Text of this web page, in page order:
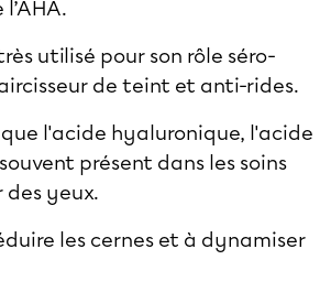
utilisé pour son rôle séro-
de teint et anti-rides.
l'acide hyaluronique, l'acide
présent dans les soins
des yeux.
les cernes et à dynamiser